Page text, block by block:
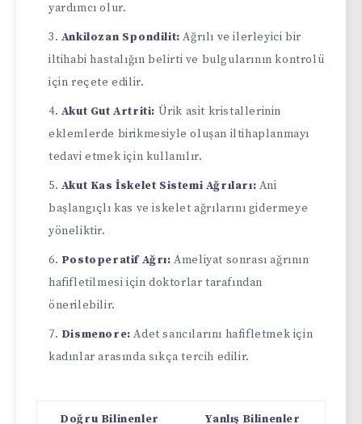
yardımcı olur.
Ankilozan Spondilit: Ağrılı ve ilerleyici bir
iltihabi hastalığın belirti ve bulgularının kontrolü
için reçete edilir.
Akut Gut Artriti: Ürik asit kristallerinin
eklemlerde birikmesiyle oluşan iltihaplanmayı
tedavi etmek için kullanılır.
Akut Kas İskelet Sistemi Ağrıları: Ani
başlangıçlı kas ve iskelet ağrılarını gidermeye
yöneliktir.
Postoperatif Ağrı: Ameliyat sonrası ağrının
hafifletilmesi için doktorlar tarafından
önerilebilir.
Dismenore: Adet sancılarını hafifletmek için
kadınlar arasında sıkça tercih edilir.
Doğru Bilinenler Yanlış Bilinenler